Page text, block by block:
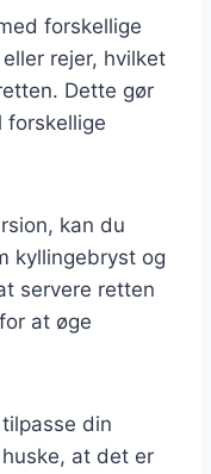
forskellige
rejer, hvilket
Dette gør
forskellige
kan du
kyllingebryst og
servere retten
at øge
din
at det er